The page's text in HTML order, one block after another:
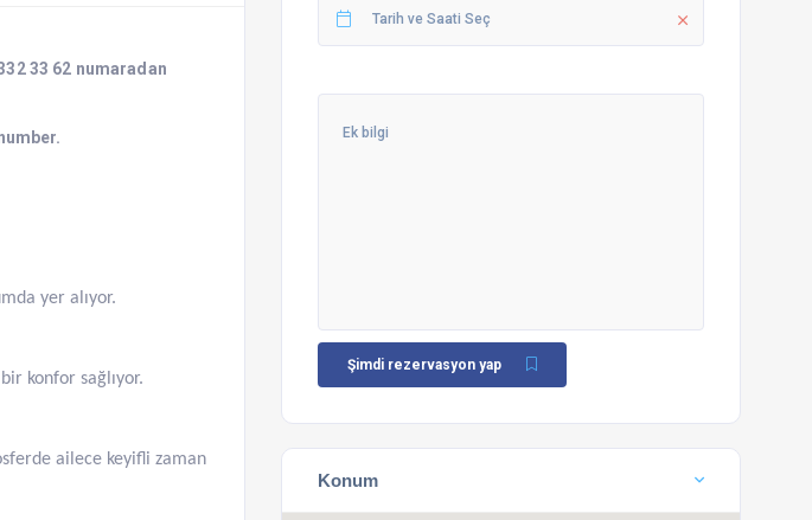
33 62 numaradan
yer alıyor.
konfor sağlıyor.
ailece keyifli zaman
Şimdi rezervasyon yap
Konum